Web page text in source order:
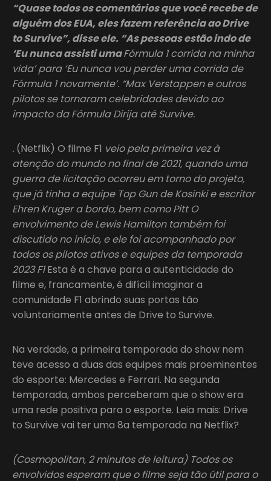
“Quase todos os comentários que você recebe de
alguém dos EUA, eles fazem referência ao Drive
to Survive”, disse ele. “As pessoas estão indo de
‘Eu nunca assisti umaFórmula1 corrida na minha
vida’ para ‘Eu nunca vou perder uma corrida de
Fórmula 1 novamente’. “Max Verstappen e outros
pilotos se tornaram celebridades devido ao
impacto da Fórmula Dirija até Survive.
. (Netflix) O filme F1 veio pela primeira vez à
atenção do mundo no final de 2021, quando uma
guerra de licitação ocorreu em torno do projeto,
que já tinha a equipe Top Gun de Kosinki e escritor
Ehren Kruger a bordo, bem como Pitt O
envolvimento de Lewis Hamilton também foi
discutido no início, e ele foi acompanhado por
todos os pilotos ativos e equipes da temporada
2023 F1Esta é a chave para a autenticidade do
filme e, francamente, é difícil imaginar a
comunidade F1 abrindo suas portas tão
voluntariamente antes de Drive to Survive.
Na verdade, a primeira temporada do show nem
teve acesso a duas das equipes mais proeminentes
do esporte: Mercedes e Ferrari. Na segunda
temporada, ambos perceberam que o show era
uma rede positiva para o esporte. Leia mais: Drive
to Survive vai ter uma 8a temporada na Netflix?
(Cosmopolitan, 2 minutos de leitura) Todos os
envolvidos esperam que o filme seja tão útil para o